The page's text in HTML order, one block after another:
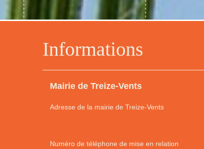
Informations
Mairie de Treize-Vents
Adresse de la mairie de Treize-Vents
Numéro de téléphone de mise en relation